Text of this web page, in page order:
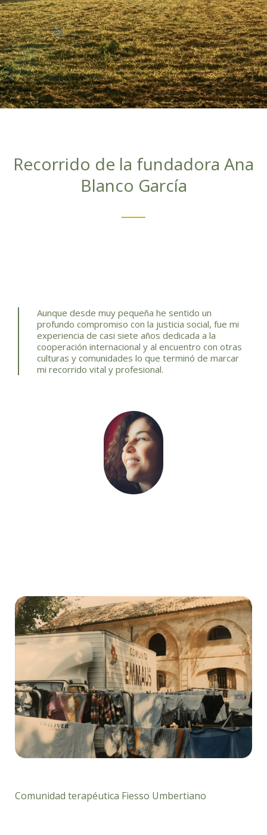
Recorrido de la fundadora Ana
Blanco García
Aunque desde muy pequeña he sentido un
profundo compromiso con la justicia social, fue mi
experiencia de casi siete años dedicada a la
cooperación internacional y al encuentro con otras
culturas y comunidades lo que terminó de marcar
mi recorrido vital y profesional.
Comunidad terapéutica Fiesso Umbertiano